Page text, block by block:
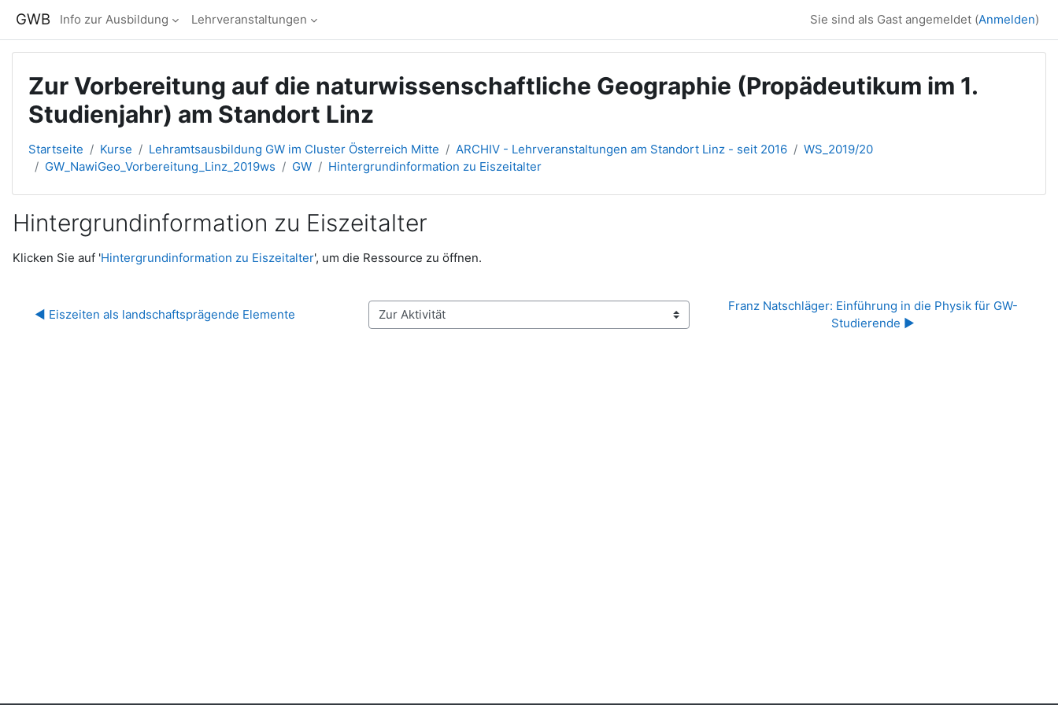
GWB Info zur Ausbildung Lehrveranstaltungen Sie sind als Gast angemeldet (Anmelden)
Zur Vorbereitung auf die naturwissenschaftliche Geographie (Propädeutikum im 1.
Studienjahr) am Standort Linz
Startseite Kurse Lehramtsausbildung GW im Cluster Österreich Mitte ARCHIV - Lehrveranstaltungen am Standort Linz - seit 2016
WS_2019/20
GW_NawiGeo_Vorbereitung_Linz_2019ws
GW Hintergrundinformation zu Eiszeitalter
Hintergrundinformation zu Eiszeitalter
Abschlussbedingungen
Klicken Sie auf 'Hintergrundinformation zu Eiszeitalter', um die Ressource zu öffnen.
◀︎ Eiszeiten als landschaftsprägende Elemente Zur Aktivität
Franz Natschläger: Einführung in die Physik für GW-
Studierende ▶︎